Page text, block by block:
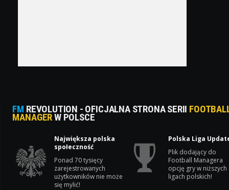
FM REVOLUTION - OFICJALNA STRONA SERII
MANAGERW POLSCE
Największa polska
społeczność
Ponad 70 tysięcy
zarejestrowanych
użytkowników nie może
się mylić!
Polska Liga
Plik dodający do
Football Managera
opcję gry w niższych
ligach polskich!